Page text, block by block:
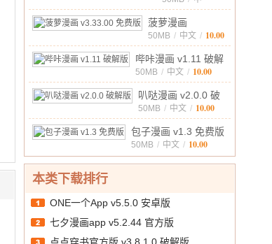
文 / 10.00
菠萝漫画
v3.33.00 免费版
50MB / 中文 / 10.00
哔咔漫画 v1.11 破解
版
50MB / 中文 / 10.00
叭哒漫画 v2.0.0 破
解版
50MB / 中文 / 10.00
包子漫画 v1.3 免费版
50MB / 中文 / 10.00
本类下载排行
ONE一个App v5.5.0 安卓版
七夕漫画app v5.2.44 官方版